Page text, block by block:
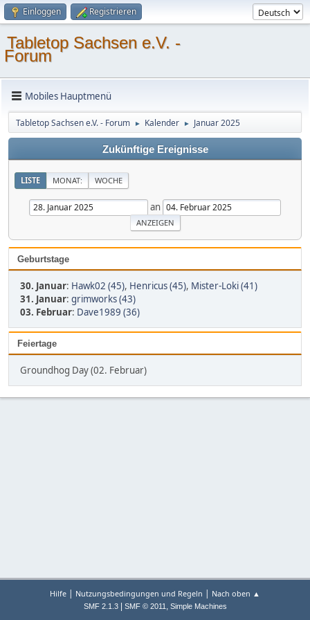
Einloggen Registrieren
Tabletop Sachsen e.V. -
Forum
Mobiles Hauptmenü
Tabletop Sachsen e.V. - Forum ► Kalender ► Januar 2025
Zukünftige Ereignisse
LISTE MONAT: WOCHE
an
Geburtstage
30. Januar: Hawk02 (45), Henricus (45), Mister-Loki (41)
31. Januar: grimworks (43)
03. Februar: Dave1989 (36)
Feiertage
Groundhog Day (02. Februar)
Hilfe | Nutzungsbedingungen und Regeln | Nach oben ▲
SMF 2.1.3| SMF © 2011, Simple Machines